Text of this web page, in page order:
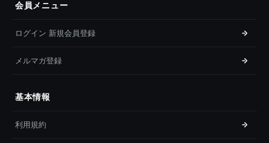
会員メニュー
ログイン 新規会員登録
メルマガ登録
基本情報
利用規約